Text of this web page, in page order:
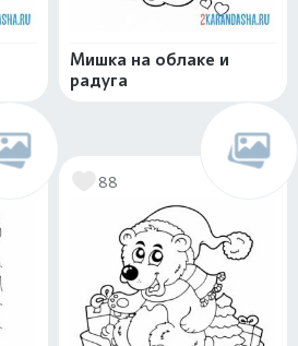
Мишка на облаке и
радуга
88